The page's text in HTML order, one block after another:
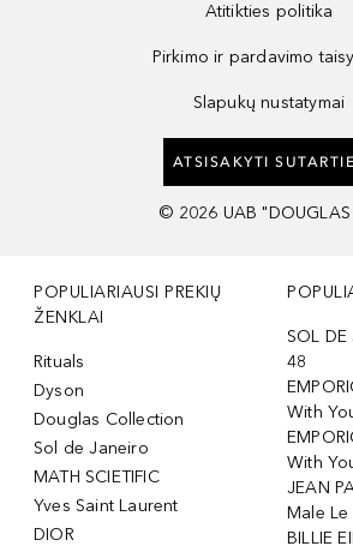
Atitikties politika
Pirkimo ir pardavimo
Slapukų nustatymai
ATSISAKYTI
© 2026 UAB "DOUGLAS
POPULIARIAUSI PREKIŲ
ŽENKLAI
Rituals
Dyson
Douglas Collection
Sol de Janeiro
MATH SCIETIFIC
Yves Saint Laurent
DIOR
SOL
48
With
With
JEAN
Male Le
BILLIE